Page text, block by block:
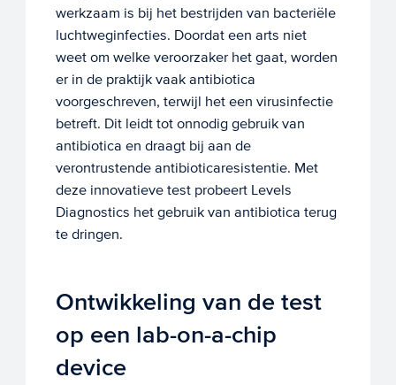
werkzaam is bij het bestrijden van bacteriële
luchtweginfecties. Doordat een arts niet
weet om welke veroorzaker het gaat, worden
er in de praktijk vaak antibiotica
voorgeschreven, terwijl het een virusinfectie
betreft. Dit leidt tot onnodig gebruik van
antibiotica en draagt bij aan de
verontrustende antibioticaresistentie. Met
deze innovatieve test probeert Levels
Diagnostics het gebruik van antibiotica terug
te dringen.
Ontwikkeling van de test
op een lab-on-a-chip
device